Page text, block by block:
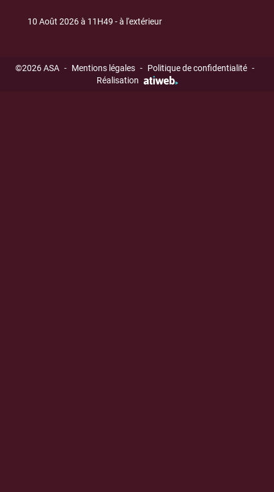
10 Août 2026 à 11H49 - à l'extérieur
©2026 ASA - Mentions légales - Politique de confidentialité -
Réalisation